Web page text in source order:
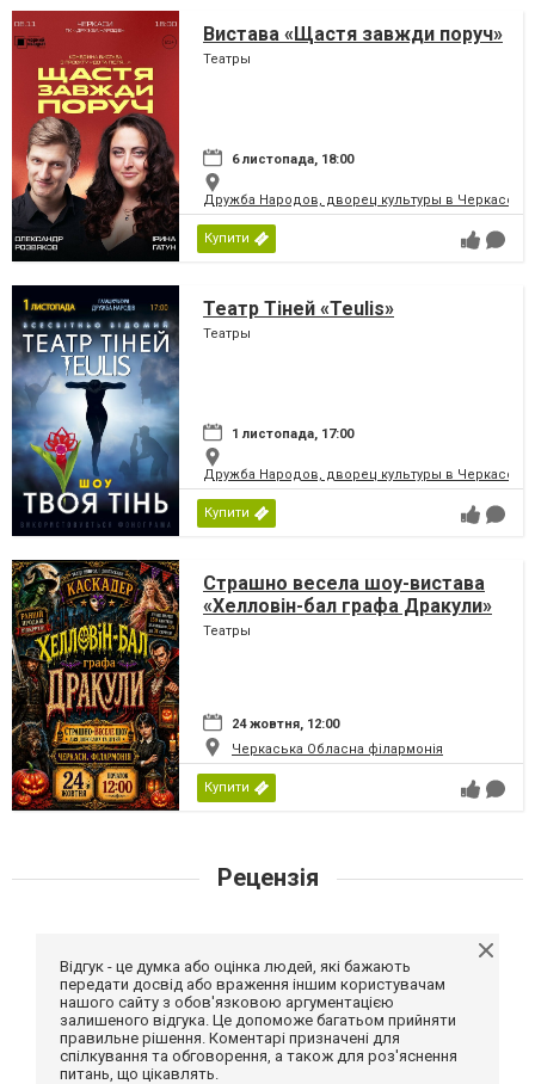
Вистава «Щастя завжди поруч»
Театры
6 листопада, 18:00
Дружба Народов, дворец культуры в Черкассах
Купити
Театр Тіней «Teulis»
Театры
1 листопада, 17:00
Дружба Народов, дворец культуры в Черкассах
Купити
Страшно весела шоу-вистава
«Хелловін-бал графа Дракули»
Театры
24 жовтня, 12:00
Черкаська Обласна філармонія
Купити
Рецензія
Відгук - це думка або оцінка людей, які бажають
передати досвід або враження іншим користувачам
нашого сайту з обов'язковою аргументацією
залишеного відгука. Це допоможе багатьом прийняти
правильне рішення. Коментарі призначені для
спілкування та обговорення, а також для роз'яснення
питань, що цікавлять.